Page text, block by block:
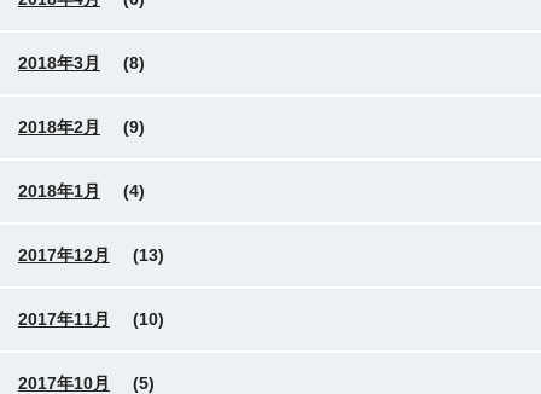
2018年3月 (8)
2018年2月 (9)
2018年1月 (4)
2017年12月 (13)
2017年11月 (10)
2017年10月 (5)